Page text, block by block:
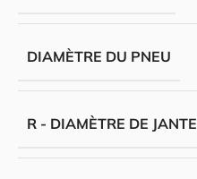
DIAMÈTRE DU PNEU
R - DIAMÈTRE DE JANTE